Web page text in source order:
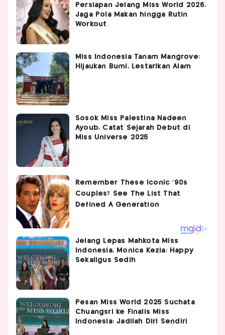
Persiapan Jelang Miss World 2026,
Jaga Pola Makan hingga Rutin
Workout
Miss Indonesia Tanam Mangrove:
Hijaukan Bumi, Lestarikan Alam
Sosok Miss Palestina Nadeen
Ayoub, Catat Sejarah Debut di
Miss Universe 2025
Jelang Lepas Mahkota Miss
Indonesia, Monica Kezia: Happy
Sekaligus Sedih
Pesan Miss World 2025 Suchata
Chuangsri ke Finalis Miss
Indonesia: Jadilah Diri Sendiri